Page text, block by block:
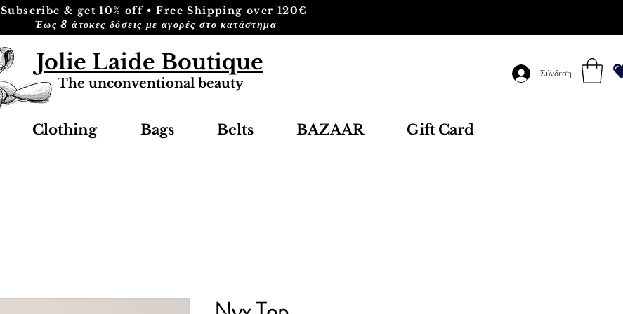
Subscribe & get 10% off • Free Shipping over 120€
Έως 8 άτοκες δόσεις με αγορές στο κατάστημα
Jolie Laide Boutique
The unconventional beauty
Σύνδεση
Clothing Bags Belts BAZAAR Gift Card